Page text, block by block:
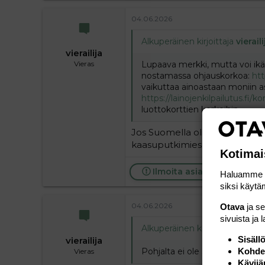
vierailija
Vieras
04.06.2026
Alkuperäinen kirjoittaja
Lupaava merkki, mutta voi
nostamassa ohjauskorkoa:
vaikuttaa ainoastaan moniin
https://lainojenkilpailutus.fi/
luottokorttien korkoihin.
Jos Suomella olisi edelleen
kaasuputkimies Paavo
Ilmoita asiaton viesti
vierailija
Vieras
04.06.2026
Alkuperäinen kirjoittaja
Pohjalta ei ole suunta kuin
Haluamme
siksi
Otavaja
sivuista ja